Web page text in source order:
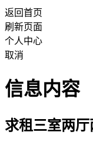
返回首页
刷新页面
个人中心
取消
信息内容
求租三室两厅